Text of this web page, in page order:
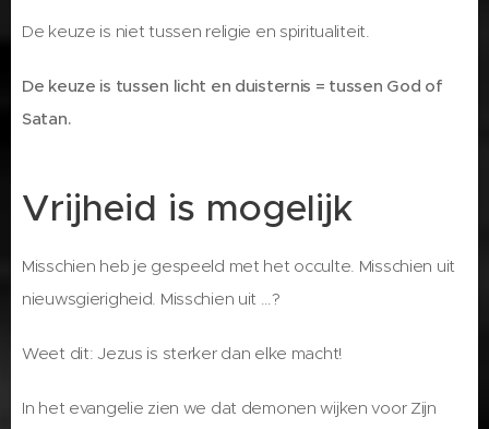
De keuze is niet tussen religie en spiritualiteit.
De keuze is tussen licht en duisternis = tussen God of
Satan.
Vrijheid is mogelijk
Misschien heb je gespeeld met het occulte. Misschien uit
nieuwsgierigheid. Misschien uit …?
Weet dit: Jezus is sterker dan elke macht!
In het evangelie zien we dat demonen wijken voor Zijn